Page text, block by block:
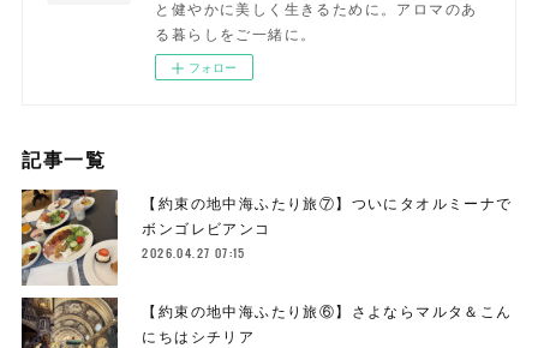
と健やかに美しく生きるために。アロマのあ
る暮らしをご一緒に。
フォロー
記事一覧
【約束の地中海ふたり旅⑦】ついにタオルミーナで
ボンゴレビアンコ
2026.04.27 07:15
【約束の地中海ふたり旅⑥】さよならマルタ＆こん
にちはシチリア